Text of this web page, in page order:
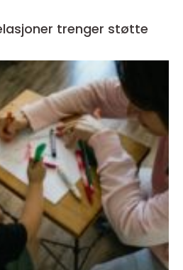
når relasjoner trenger støtte